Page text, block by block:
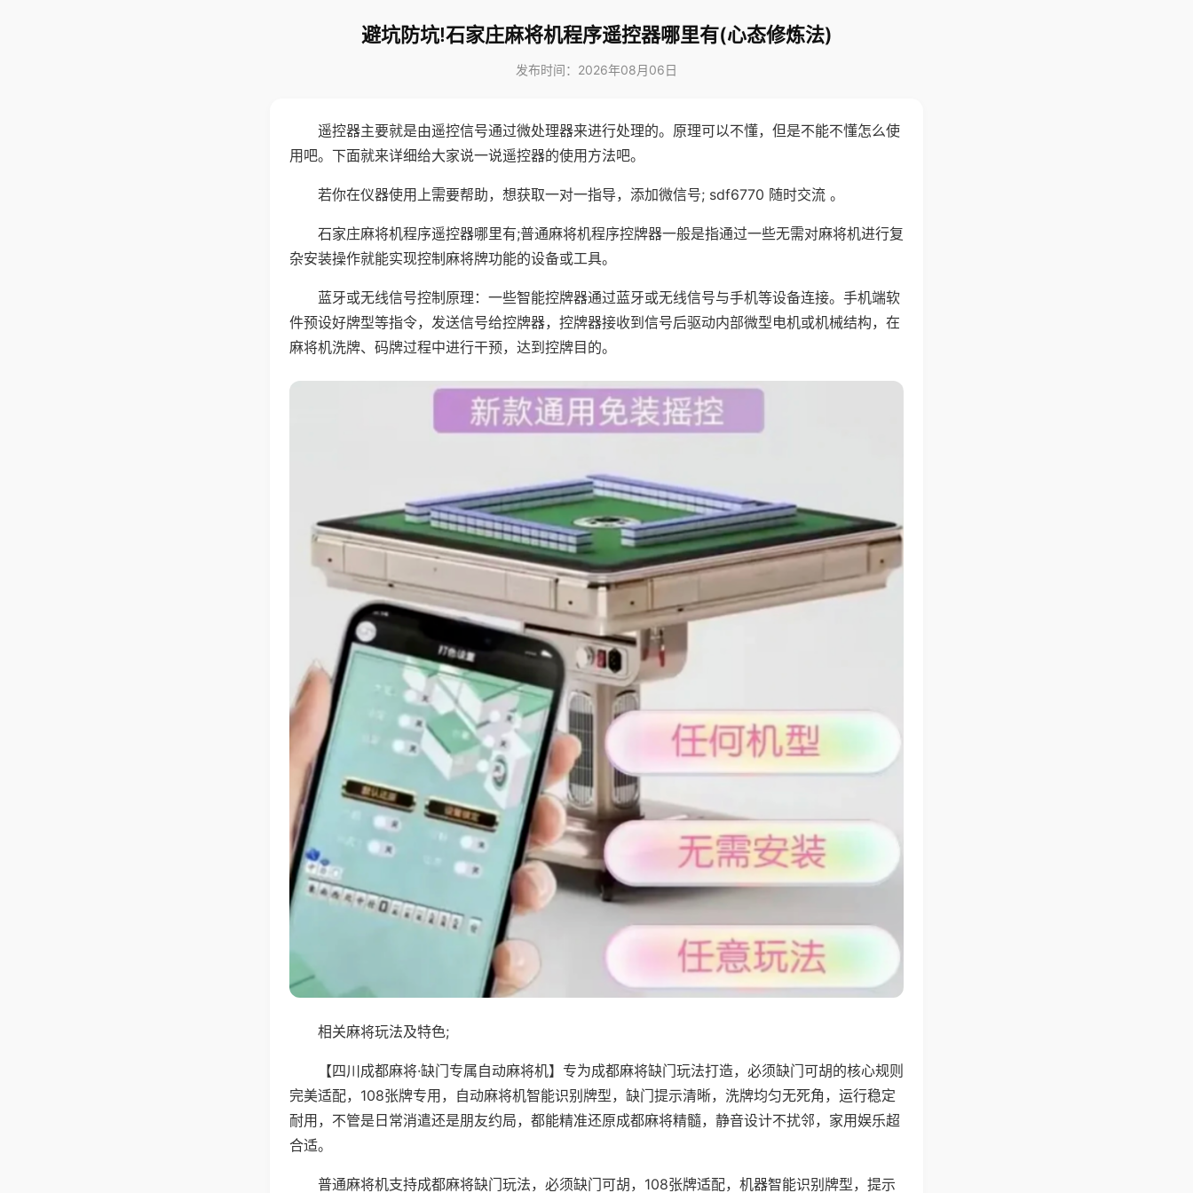
避坑防坑!石家庄麻将机程序遥控器哪里有(心态修炼法)
发布时间：2026年08月06日
遥控器主要就是由遥控信号通过微处理器来进行处理的。原理可以不懂，但是不能不懂怎么使
用吧。下面就来详细给大家说一说遥控器的使用方法吧。
若你在仪器使用上需要帮助，想获取一对一指导，添加微信号; sdf6770 随时交流 。
石家庄麻将机程序遥控器哪里有;普通麻将机程序控牌器一般是指通过一些无需对麻将机进行复
杂安装操作就能实现控制麻将牌功能的设备或工具。
蓝牙或无线信号控制原理：一些智能控牌器通过蓝牙或无线信号与手机等设备连接。手机端软
件预设好牌型等指令，发送信号给控牌器，控牌器接收到信号后驱动内部微型电机或机械结构，在
麻将机洗牌、码牌过程中进行干预，达到控牌目的。
相关麻将玩法及特色;
【四川成都麻将·缺门专属自动麻将机】专为成都麻将缺门玩法打造，必须缺门可胡的核心规则
完美适配，108张牌专用，自动麻将机智能识别牌型，缺门提示清晰，洗牌均匀无死角，运行稳定
耐用，不管是日常消遣还是朋友约局，都能精准还原成都麻将精髓，静音设计不扰邻，家用娱乐超
合适。
普通麻将机支持成都麻将缺门玩法，必须缺门可胡，108张牌适配，机器智能识别牌型，提示